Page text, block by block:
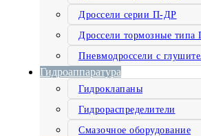
Дроссели серии П-ДР
Дроссели тормозные
Пневмодроссели с
Гидроаппаратура
Гидроклапаны
Гидрораспределители
Смазочное оборудование